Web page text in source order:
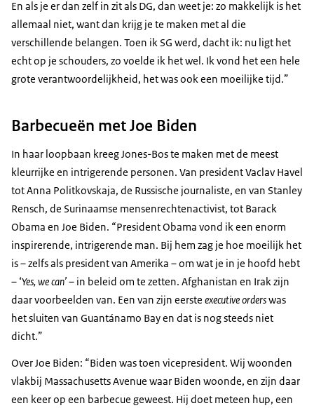
En als je er dan zelf in zit als DG, dan weet je: zo makkelijk is het
allemaal niet, want dan krijg je te maken met al die
verschillende belangen. Toen ik SG werd, dacht ik: nu ligt het
echt op je schouders, zo voelde ik het wel. Ik vond het een hele
grote verantwoordelijkheid, het was ook een moeilijke tijd.”
Barbecueën met Joe Biden
In haar loopbaan kreeg Jones-Bos te maken met de meest
kleurrijke en intrigerende personen. Van president Vaclav Havel
tot Anna Politkovskaja, de Russische journaliste, en van Stanley
Rensch, de Surinaamse mensenrechtenactivist, tot Barack
Obama en Joe Biden. “President Obama vond ik een enorm
inspirerende, intrigerende man. Bij hem zag je hoe moeilijk het
is – zelfs als president van Amerika – om wat je in je hoofd hebt
– ‘Yes, we can’– in beleid om te zetten. Afghanistan en Irak zijn
daar voorbeelden van. Een van zijn eerste executive orderswas
het sluiten van Guantánamo Bay en dat is nog steeds niet
dicht.”
Over Joe Biden: “Biden was toen vicepresident. Wij woonden
vlakbij Massachusetts Avenue waar Biden woonde, en zijn daar
een keer op een barbecue geweest. Hij doet meteen hup, een